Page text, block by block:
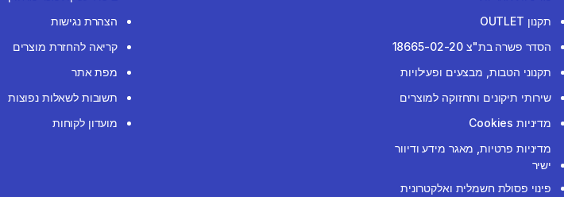
תקנון OUTLET
הסדר פשרה בת"צ 18665-02-20
תקנוני הטבות, מבצעים ופעילויות
שירותי תיקונים ותחזוקה למוצרים
מדיניות Cookies
מדיניות פרטיות, מאגר מידע ודיוור
ישיר
פינוי פסולת חשמלית ואלקטרונית
הצהרת נגישות
קריאה להחזרת מוצרים
מפת אתר
תשובות לשאלות נפוצות
מועדון לקוחות